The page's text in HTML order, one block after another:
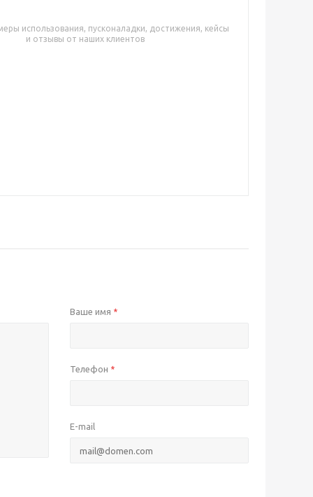
использования, пусконаладки, достижения, кейсы
и отзывы от наших клиентов
Ваше имя *
Телефон *
E-mail